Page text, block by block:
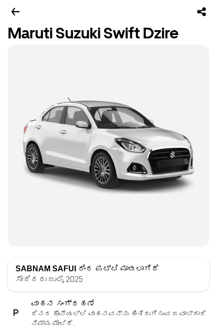
Maruti Suzuki Swift Dzire
SABNAM SAFUI ರಿಂದ ಪಟ್ಟಿ ಮಾಡಲಾಗಿದೆ
ಸೇರಿದರು ಜುಲೈ 2025
ವಾಹನ ಸಂಗ್ರಹಣೆ
ದಿನದ ಕೊನೆಯಲ್ಲಿ ವಾಹನವನ್ನು ಹಿಂತಿರುಗಿಸುವ ಜವಾಬ್ದಾರಿ
ನಿಮ್ಮ ಮೇಲಿದೆ.